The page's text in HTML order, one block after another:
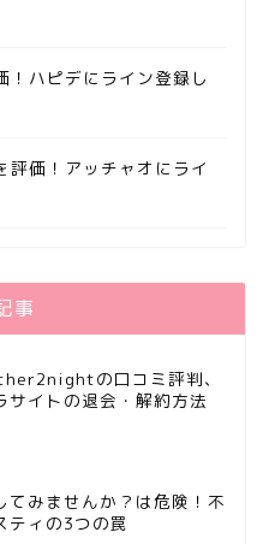
！ハピデにライン登録し
評価！アッチャオにライ
事
の口コミ評判、
サイトの退会・解約方法
てみませんか？は危険！不
ティの3つの罠